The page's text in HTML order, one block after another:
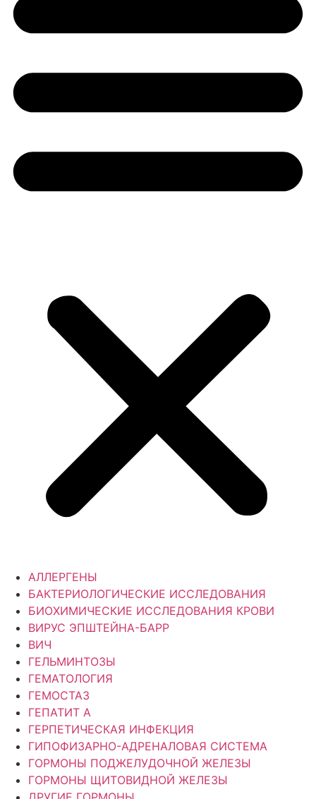
АЛЛЕРГЕНЫ
БАКТЕРИОЛОГИЧЕСКИЕ ИССЛЕДОВАНИЯ
БИОХИМИЧЕСКИЕ ИССЛЕДОВАНИЯ КРОВИ
ВИРУС ЭПШТЕЙНА-БАРР
ВИЧ
ГЕЛЬМИНТОЗЫ
ГЕМАТОЛОГИЯ
ГЕМОСТАЗ
ГЕПАТИТ A
ГЕРПЕТИЧЕСКАЯ ИНФЕКЦИЯ
ГИПОФИЗАРНО-АДРЕНАЛОВАЯ СИСТЕМА
ГОРМОНЫ ПОДЖЕЛУДОЧНОЙ ЖЕЛЕЗЫ
ГОРМОНЫ ЩИТОВИДНОЙ ЖЕЛЕЗЫ